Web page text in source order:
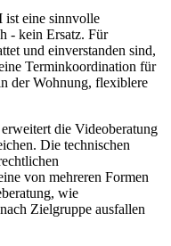
ist eine sinnvolle
- kein Ersatz. Für
und einverstanden sind,
Terminkoordination für
der Wohnung, flexiblere
die Videoberatung
Die technischen
von mehreren Formen
wie
Zielgruppe ausfallen